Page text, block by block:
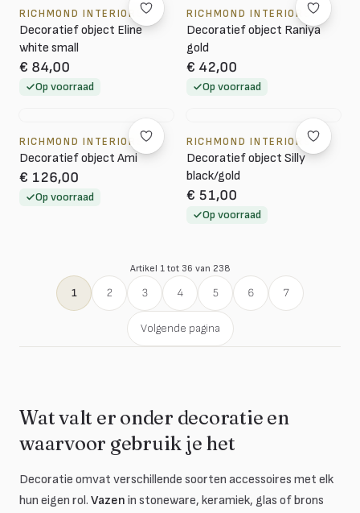
RICHMOND INTERIORS
Decoratief object Eline
white small
€ 84,00
Op voorraad
RICHMOND INTERIORS
Decoratief object Raniya
gold
€ 42,00
Op voorraad
RICHMOND INTERIORS
Decoratief object Ami
€ 126,00
Op voorraad
RICHMOND INTERIORS
Decoratief object Silly
black/gold
€ 51,00
Op voorraad
Artikel 1 tot 36 van 238
1 2 3 4 5 6 7
Volgende pagina
Wat valt er onder decoratie en
waarvoor gebruik je het
Decoratie omvat verschillende soorten accessoires met elk
hun eigen rol. Vazen in stoneware, keramiek, glas of brons